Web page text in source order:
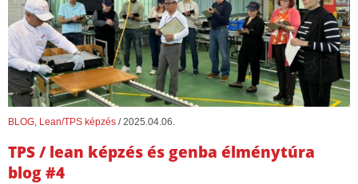
BLOG Lean/TPS képzés /2025.04.06.
TPS / lean képzés és genba élménytúra
blog #4